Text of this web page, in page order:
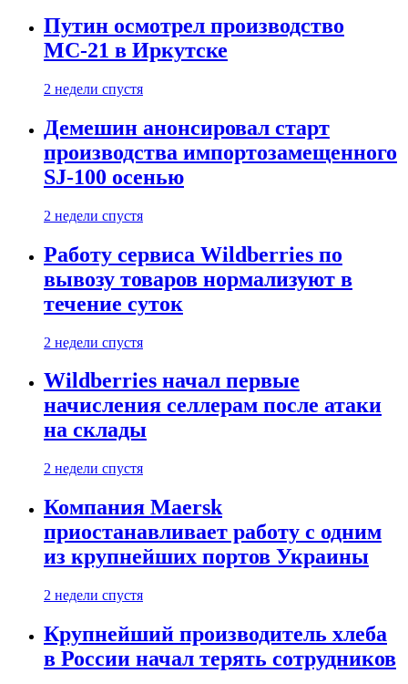
Путин осмотрел производство
МС-21 в Иркутске
2 недели спустя
Демешин анонсировал старт
производства импортозамещенного
SJ-100 осенью
2 недели спустя
Работу сервиса Wildberries по
вывозу товаров нормализуют в
течение суток
2 недели спустя
Wildberries начал первые
начисления селлерам после атаки
на склады
2 недели спустя
Компания Maersk
приостанавливает работу с одним
из крупнейших портов Украины
2 недели спустя
Крупнейший производитель хлеба
в России начал терять сотрудников